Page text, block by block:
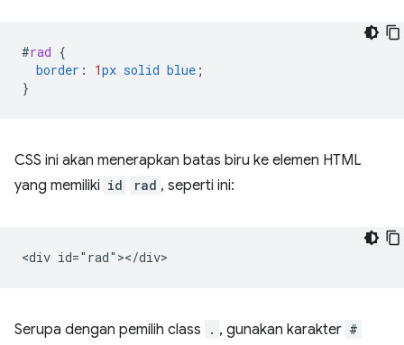
#rad {
border : 1px solid blue ;
}
CSS ini akan menerapkan batas biru ke elemen HTML
yang memiliki id rad , seperti ini:
Serupa dengan pemilih class . , gunakan karakter #